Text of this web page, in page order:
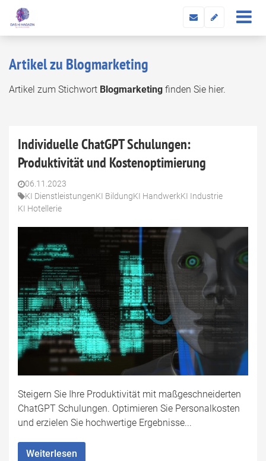
Artikel zu Blogmarketing
Artikel zum Stichwort Blogmarketing finden Sie hier.
Individuelle ChatGPT Schulungen:
Produktivität und Kostenoptimierung
06.11.2023
KI DienstleistungenKI BildungKI HandwerkKI Industrie
KI Hotellerie
Steigern Sie Ihre Produktivität mit maßgeschneiderten
ChatGPT Schulungen. Optimieren Sie Personalkosten
und erzielen Sie hochwertige Ergebnisse...
Weiterlesen